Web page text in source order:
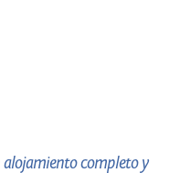
alojamiento completo y